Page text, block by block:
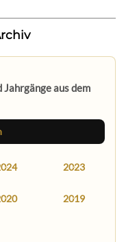
aus dem
2023
2019